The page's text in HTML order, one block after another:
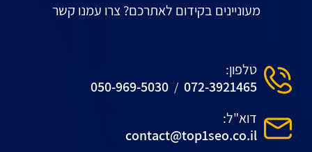
מעוניינים בקידום לאתרכם? צרו עמנו קשר
טלפון:
072-3921465
/
050-969-5030
דוא"ל:
contact@top1seo.co.il